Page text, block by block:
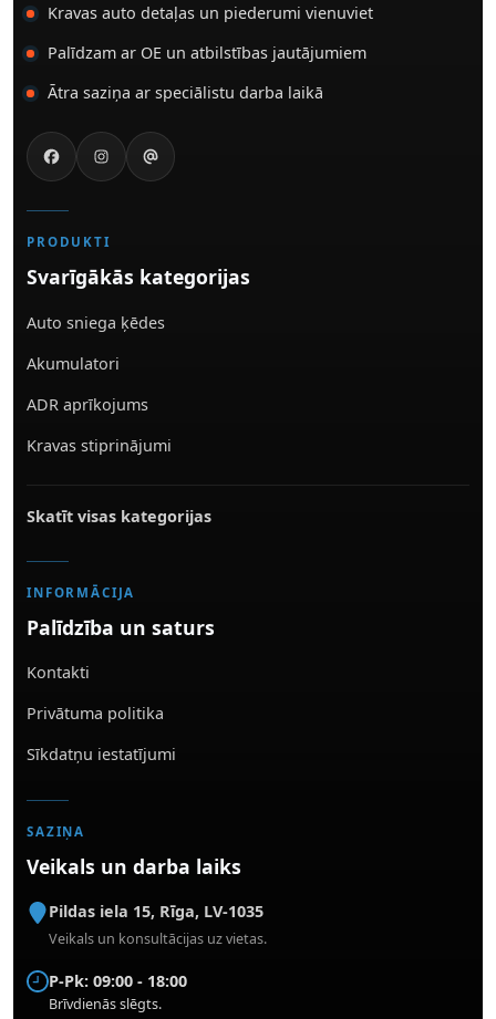
Kravas auto detaļas un piederumi vienuviet
Palīdzam ar OE un atbilstības jautājumiem
Ātra saziņa ar speciālistu darba laikā
PRODUKTI
Svarīgākās kategorijas
Auto sniega ķēdes
Akumulatori
ADR aprīkojums
Kravas stiprinājumi
Skatīt visas kategorijas
INFORMĀCIJA
Palīdzība un saturs
Kontakti
Privātuma politika
Sīkdatņu iestatījumi
SAZIŅA
Veikals un darba laiks
Pildas iela 15, Rīga, LV-1035
Veikals un konsultācijas uz vietas.
P-Pk: 09:00 - 18:00
Brīvdienās slēgts.